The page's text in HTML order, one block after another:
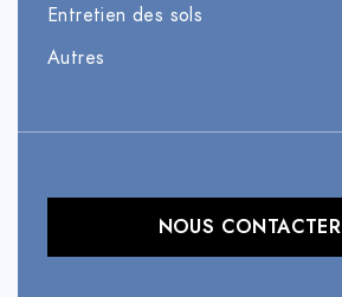
Entretien des sols
Autres
NOUS CONTACTER